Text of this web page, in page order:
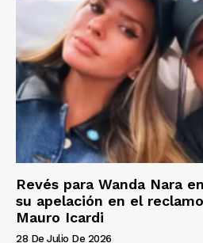
Revés para Wanda Nara
su apelación en el
Mauro Icardi
28 De Julio De 2026